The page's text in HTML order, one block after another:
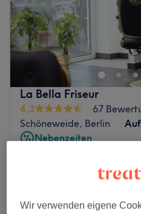
La Bella Friseur
4,3
67
Schöneweide, Berlin
Nebenzeiten
20 Min.
Wir verwenden eigene